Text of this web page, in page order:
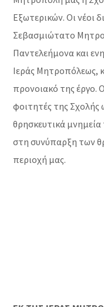
Εξωτερικών. Οι νέοι
Σεβασμιώτατο
Παντελεήμονα και
Ιεράς Μητροπόλεως,
προνοιακό της έργο.
φοιτητές της
θρησκευτικά
στη συνύπαρξη των
περιοχή μας.